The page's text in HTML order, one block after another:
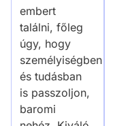
embert
találni, főleg
úgy, hogy
személyiségben
és tudásban
is passzoljon,
baromi